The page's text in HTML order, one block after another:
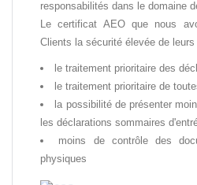
responsabilités dans le domaine
Le certificat AEO que nous
Clients la sécurité élevée de
le traitement prioritaire des
le traitement prioritaire de
la possibilité de présenter
les déclarations sommaires
moins de contrôle des
physiques